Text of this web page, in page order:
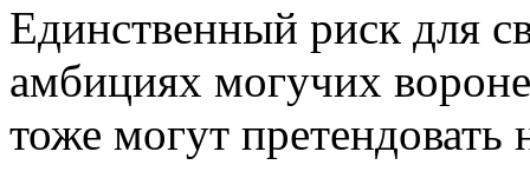
Единственный риск для
амбициях могучих
тоже могут претендовать